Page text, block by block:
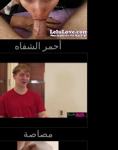
أحمر الشفاه
مصاصة